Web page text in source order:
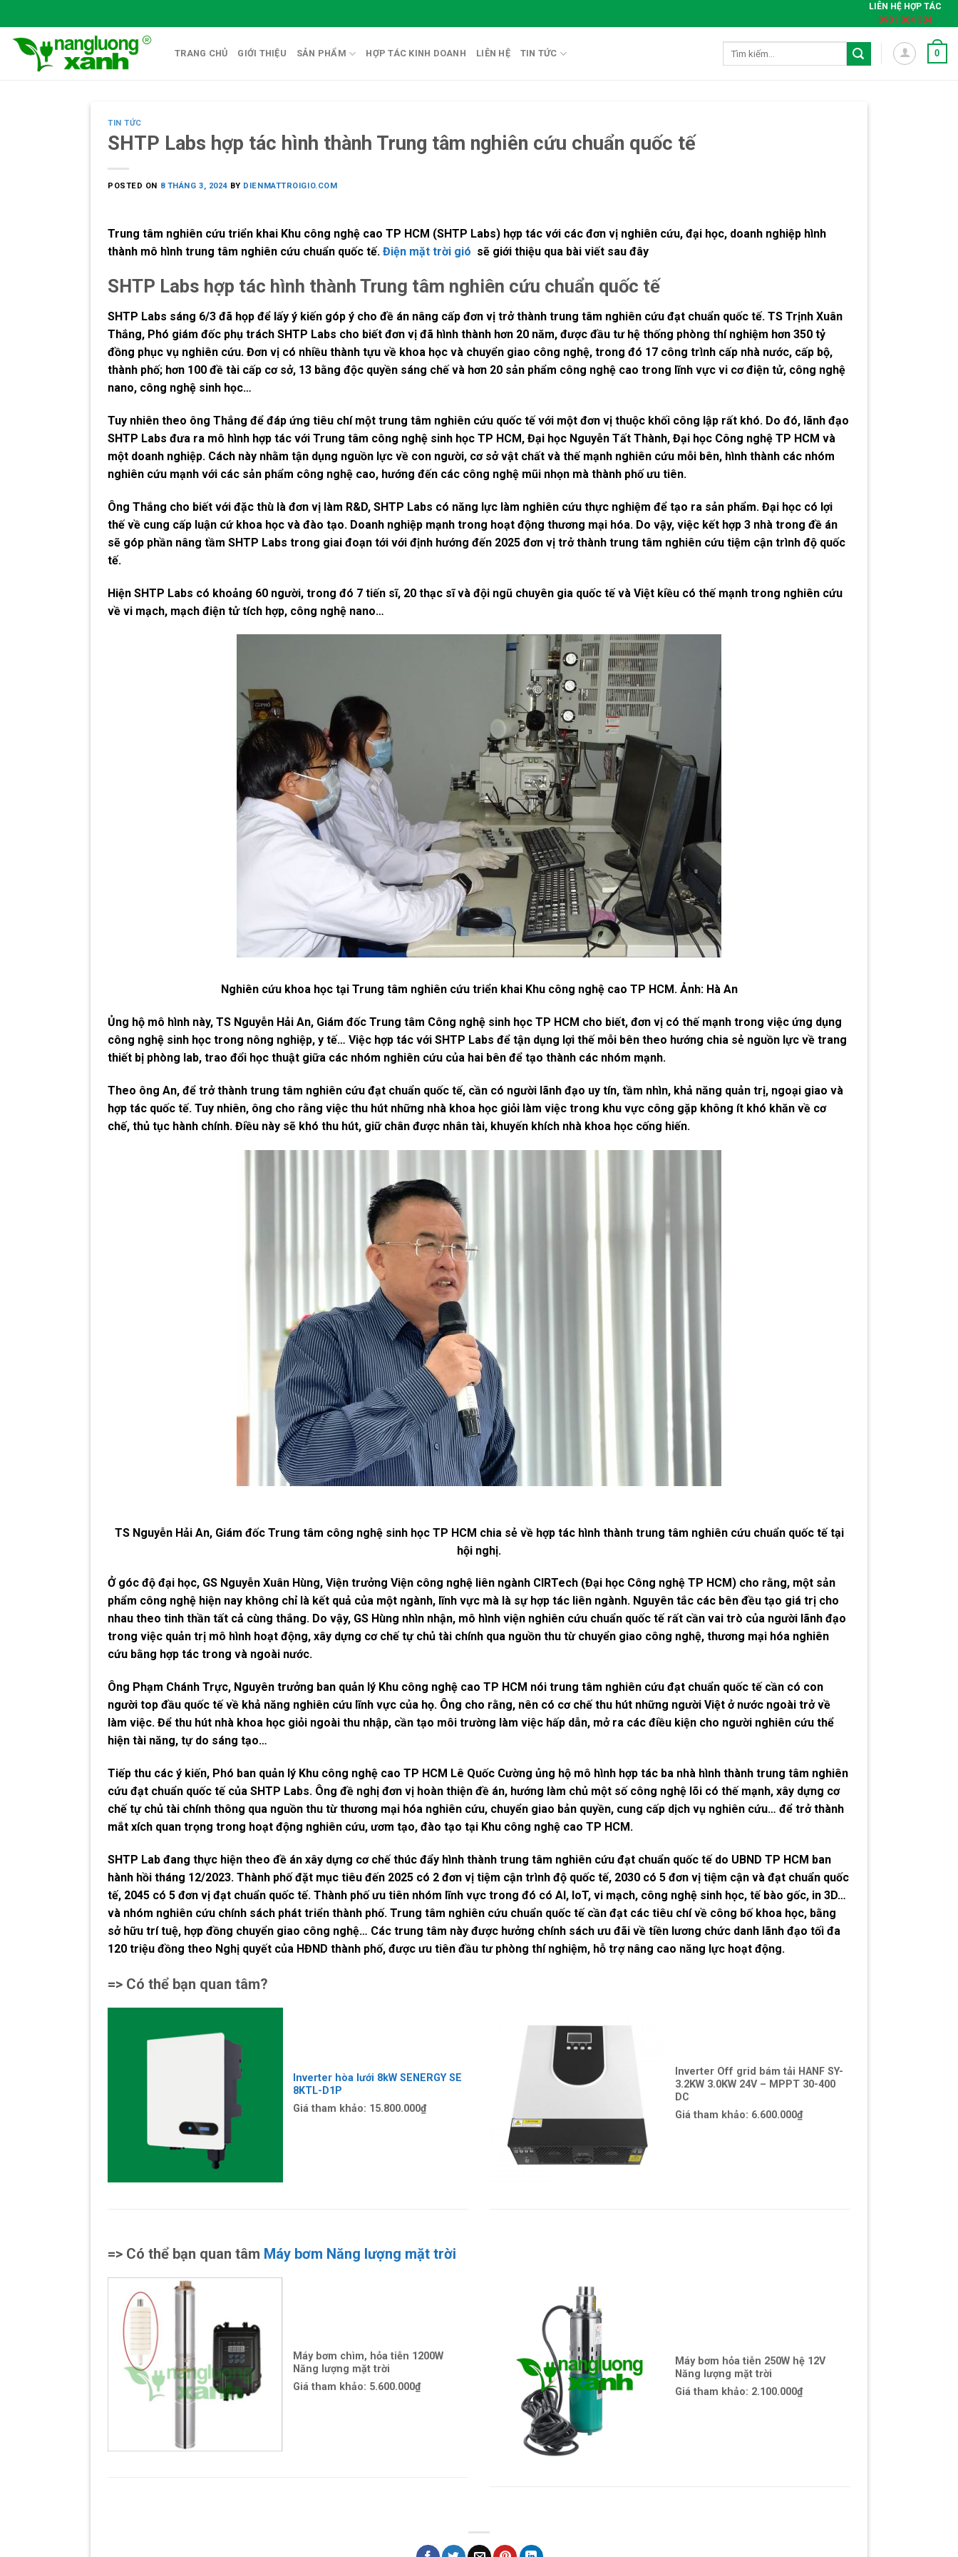
to
content
LIÊN HỆ HỢP TÁC
0901 004 334
TRANG CHỦ GIỚI THIỆU SẢN PHẨM HỢP TÁC KINH DOANH LIÊN HỆ TIN TỨC 0
TIN TỨC
SHTP Labs hợp tác hình thành Trung tâm nghiên cứu chuẩn quốc tế
POSTED ON 8 THÁNG 3, 2024 BY DIENMATTROIGIO.COM
Trung tâm nghiên cứu triển khai Khu công nghệ cao TP HCM (SHTP Labs) hợp tác với các đơn vị nghiên cứu, đại học, doanh nghiệp hình
thành mô hình trung tâm nghiên cứu chuẩn quốc tế. Điện mặt trời gió sẽ giới thiệu qua bài viết sau đây
SHTP Labs hợp tác hình thành Trung tâm nghiên cứu chuẩn quốc tế
SHTP Labs sáng 6/3 đã họp để lấy ý kiến góp ý cho đề án nâng cấp đơn vị trở thành trung tâm nghiên cứu đạt chuẩn quốc tế. TS Trịnh Xuân
Thắng, Phó giám đốc phụ trách SHTP Labs cho biết đơn vị đã hình thành hơn 20 năm, được đầu tư hệ thống phòng thí nghiệm hơn 350 tỷ
đồng phục vụ nghiên cứu. Đơn vị có nhiều thành tựu về khoa học và chuyển giao công nghệ, trong đó 17 công trình cấp nhà nước, cấp bộ,
thành phố; hơn 100 đề tài cấp cơ sở, 13 bằng độc quyền sáng chế và hơn 20 sản phẩm công nghệ cao trong lĩnh vực vi cơ điện tử, công nghệ
nano, công nghệ sinh học…
Tuy nhiên theo ông Thắng để đáp ứng tiêu chí một trung tâm nghiên cứu quốc tế với một đơn vị thuộc khối công lập rất khó. Do đó, lãnh đạo
SHTP Labs đưa ra mô hình hợp tác với Trung tâm công nghệ sinh học TP HCM, Đại học Nguyễn Tất Thành, Đại học Công nghệ TP HCM và
một doanh nghiệp. Cách này nhằm tận dụng nguồn lực về con người, cơ sở vật chất và thế mạnh nghiên cứu mỗi bên, hình thành các nhóm
nghiên cứu mạnh với các sản phẩm công nghệ cao, hướng đến các công nghệ mũi nhọn mà thành phố ưu tiên.
Ông Thắng cho biết với đặc thù là đơn vị làm R&D, SHTP Labs có năng lực làm nghiên cứu thực nghiệm để tạo ra sản phẩm. Đại học có lợi
thế về cung cấp luận cứ khoa học và đào tạo. Doanh nghiệp mạnh trong hoạt động thương mại hóa. Do vậy, việc kết hợp 3 nhà trong đề án
sẽ góp phần nâng tầm SHTP Labs trong giai đoạn tới với định hướng đến 2025 đơn vị trở thành trung tâm nghiên cứu tiệm cận trình độ quốc
tế.
Hiện SHTP Labs có khoảng 60 người, trong đó 7 tiến sĩ, 20 thạc sĩ và đội ngũ chuyên gia quốc tế và Việt kiều có thế mạnh trong nghiên cứu
về vi mạch, mạch điện tử tích hợp, công nghệ nano…
Nghiên cứu khoa học tại Trung tâm nghiên cứu triển khai Khu công nghệ cao TP HCM. Ảnh: Hà An
Ủng hộ mô hình này, TS Nguyễn Hải An, Giám đốc Trung tâm Công nghệ sinh học TP HCM cho biết, đơn vị có thế mạnh trong việc ứng dụng
công nghệ sinh học trong nông nghiệp, y tế… Việc hợp tác với SHTP Labs để tận dụng lợi thế mỗi bên theo hướng chia sẻ nguồn lực về trang
thiết bị phòng lab, trao đổi học thuật giữa các nhóm nghiên cứu của hai bên để tạo thành các nhóm mạnh.
Theo ông An, để trở thành trung tâm nghiên cứu đạt chuẩn quốc tế, cần có người lãnh đạo uy tín, tầm nhìn, khả năng quản trị, ngoại giao và
hợp tác quốc tế. Tuy nhiên, ông cho rằng việc thu hút những nhà khoa học giỏi làm việc trong khu vực công gặp không ít khó khăn về cơ
chế, thủ tục hành chính. Điều này sẽ khó thu hút, giữ chân được nhân tài, khuyến khích nhà khoa học cống hiến.
TS Nguyễn Hải An, Giám đốc Trung tâm công nghệ sinh học TP HCM chia sẻ về hợp tác hình thành trung tâm nghiên cứu chuẩn quốc tế tại
hội nghị.
Ở góc độ đại học, GS Nguyễn Xuân Hùng, Viện trưởng Viện công nghệ liên ngành CIRTech (Đại học Công nghệ TP HCM) cho rằng, một sản
phẩm công nghệ hiện nay không chỉ là kết quả của một ngành, lĩnh vực mà là sự hợp tác liên ngành. Nguyên tắc các bên đều tạo giá trị cho
nhau theo tinh thần tất cả cùng thắng. Do vậy, GS Hùng nhìn nhận, mô hình viện nghiên cứu chuẩn quốc tế rất cần vai trò của người lãnh đạo
trong việc quản trị mô hình hoạt động, xây dựng cơ chế tự chủ tài chính qua nguồn thu từ chuyển giao công nghệ, thương mại hóa nghiên
cứu bằng hợp tác trong và ngoài nước.
Ông Phạm Chánh Trực, Nguyên trưởng ban quản lý Khu công nghệ cao TP HCM nói trung tâm nghiên cứu đạt chuẩn quốc tế cần có con
người top đầu quốc tế về khả năng nghiên cứu lĩnh vực của họ. Ông cho rằng, nên có cơ chế thu hút những người Việt ở nước ngoài trở về
làm việc. Để thu hút nhà khoa học giỏi ngoài thu nhập, cần tạo môi trường làm việc hấp dẫn, mở ra các điều kiện cho người nghiên cứu thể
hiện tài năng, tự do sáng tạo…
Tiếp thu các ý kiến, Phó ban quản lý Khu công nghệ cao TP HCM Lê Quốc Cường ủng hộ mô hình hợp tác ba nhà hình thành trung tâm nghiên
cứu đạt chuẩn quốc tế của SHTP Labs. Ông đề nghị đơn vị hoàn thiện đề án, hướng làm chủ một số công nghệ lõi có thế mạnh, xây dựng cơ
chế tự chủ tài chính thông qua nguồn thu từ thương mại hóa nghiên cứu, chuyển giao bản quyền, cung cấp dịch vụ nghiên cứu… để trở thành
mắt xích quan trọng trong hoạt động nghiên cứu, ươm tạo, đào tạo tại Khu công nghệ cao TP HCM.
SHTP Lab đang thực hiện theo đề án xây dựng cơ chế thúc đẩy hình thành trung tâm nghiên cứu đạt chuẩn quốc tế do UBND TP HCM ban
hành hồi tháng 12/2023. Thành phố đặt mục tiêu đến 2025 có 2 đơn vị tiệm cận trình độ quốc tế, 2030 có 5 đơn vị tiệm cận và đạt chuẩn quốc
tế, 2045 có 5 đơn vị đạt chuẩn quốc tế. Thành phố ưu tiên nhóm lĩnh vực trong đó có AI, IoT, vi mạch, công nghệ sinh học, tế bào gốc, in 3D…
và nhóm nghiên cứu chính sách phát triển thành phố. Trung tâm nghiên cứu chuẩn quốc tế cần đạt các tiêu chí về công bố khoa học, bằng
sở hữu trí tuệ, hợp đồng chuyển giao công nghệ… Các trung tâm này được hưởng chính sách ưu đãi về tiền lương chức danh lãnh đạo tối đa
120 triệu đồng theo Nghị quyết của HĐND thành phố, được ưu tiên đầu tư phòng thí nghiệm, hỗ trợ nâng cao năng lực hoạt động.
=> Có thể bạn quan tâm?
Inverter hòa lưới 8kW SENERGY SE
8KTL-D1P
Giá tham khảo: 15.800.000₫
Inverter Off grid bám tải HANF SY-
3.2KW 3.0KW 24V – MPPT 30-400
DC
Giá tham khảo: 6.600.000₫
=> Có thể bạn quan tâm Máy bơm Năng lượng mặt trời
Máy bơm chìm, hỏa tiễn 1200W
Năng lượng mặt trời
Giá tham khảo: 5.600.000₫
Máy bơm hỏa tiễn 250W hệ 12V
Năng lượng mặt trời
Giá tham khảo: 2.100.000₫